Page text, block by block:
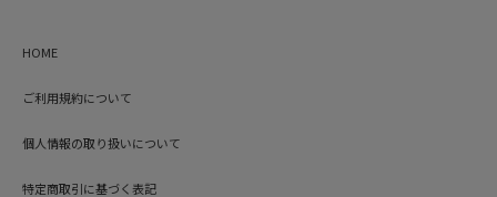
HOME
ご利用規約について
個人情報の取り扱いについて
特定商取引に基づく表記